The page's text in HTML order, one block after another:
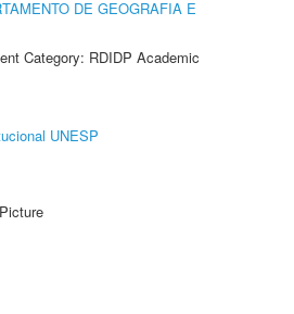
DE GEOGRAFIA E
Category: RDIDP Academic
UNESP